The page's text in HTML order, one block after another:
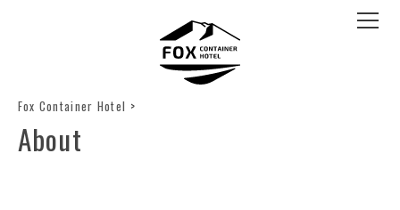
Fox Container Hotel >
About